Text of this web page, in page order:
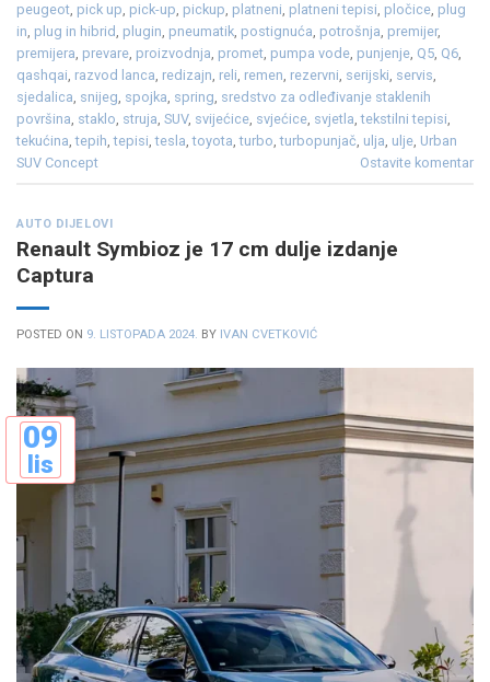
peugeot, pick up, pick-up, pickup, platneni, platneni tepisi, pločice, plug
in, plug in hibrid, plugin, pneumatik, postignuća, potrošnja, premijer,
premijera, prevare, proizvodnja, promet, pumpa vode, punjenje, Q5, Q6,
qashqai, razvod lanca, redizajn, reli, remen, rezervni, serijski, servis,
sjedalica, snijeg, spojka, spring, sredstvo za odleđivanje staklenih
površina, staklo, struja, SUV, svijećice, svjećice, svjetla,tekstilni tepisi,
tekućina,tepih,tepisi,tesla,toyota,turbo,turbopunjač, ulja, ulje, Urban
SUV Concept
Ostavite komentar
AUTO DIJELOVI
Renault Symbioz je 17 cm dulje izdanje
Captura
POSTED ON 9. LISTOPADA 2024. BY IVAN CVETKOVIĆ
09
lis